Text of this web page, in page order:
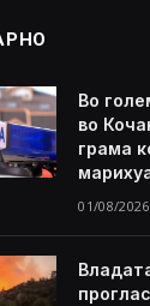
Во
во
грама
01/08/2026